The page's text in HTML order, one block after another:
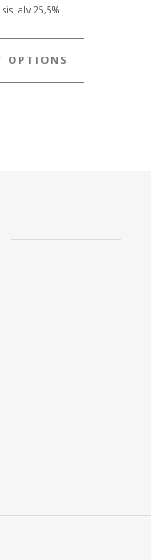
sis. alv 25,5%.
OPTIONS